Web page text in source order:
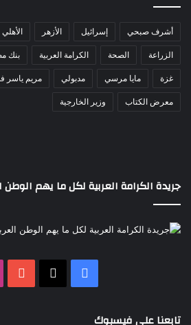
أشرف صبحي إسرائيل الأزهر الأهلي
الزراعة الصحة الكرامة العربية بنك
غزة مايا مرسي مدبولي مريم ياسر
معرض الكتاب وزير الخارجية
جريدة الكرامة العربية لكل ما يهم الوطن
فيسبوك
تابعنا على فيسبوك